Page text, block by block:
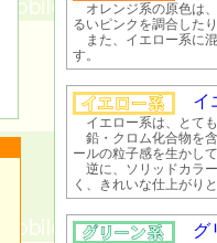
オレンジ系の原色は
るいピンクを調合した
また、イエロー系に
す。
イ
イエロー系は、とて
鉛・クロム化合物を
ールの粒子感を生かし
逆に、ソリッドカラ
く、きれいな仕上がり
グ